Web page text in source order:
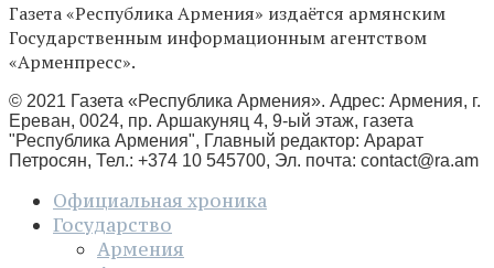
Газета «Республика Армения» издаётся армянским
Государственным информационным агентством
«Арменпресс».
© 2021 Газета «Республика Армения». Адрес: Армения, г.
Ереван, 0024, пр. Аршакуняц 4, 9-ый этаж, газета
"Республика Армения", Главный редактор: Арарат
Петросян, Тел.: +374 10 545700, Эл. почта: contact@ra.am
Официальная хроника
Государство
Армения